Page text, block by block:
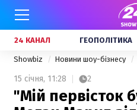
24 КАНАЛ ГЕОПОЛІТИКА
Showbiz Новини шоу-бізнесу
15 січня, 11:28 2
"Мій первісток